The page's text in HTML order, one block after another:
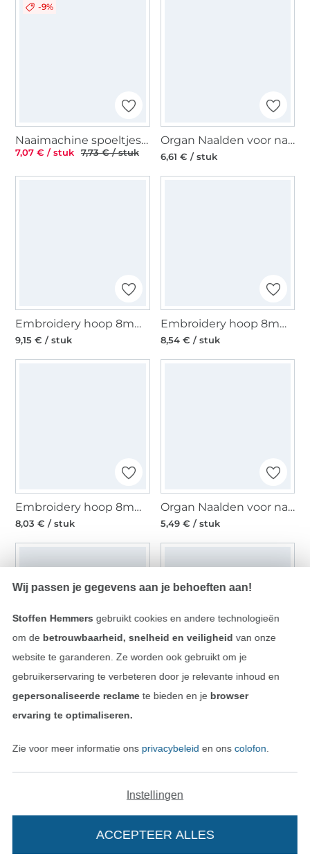
-9%
Naaimachine spoeltjes voor dubbele grijper ST, Ø 21,9 mm x 9,0 mm
7,07 € / stuk 7,73 € / stuk
Organ Naalden voor naaimachines 130/705 H, Denim 110
6,61 € / stuk
Embroidery hoop 8mm, Ø 215 mm
9,15 € / stuk
Embroidery hoop 8mm, Ø 185 mm
8,54 € / stuk
Embroidery hoop 8mm, Ø 155 mm
8,03 € / stuk
Organ Naalden voor naaimachines 130/705 H SUK, Jersey 70-100
5,49 € / stuk
10 Organ Naalden voor naaimachines 130/705 H, Universal 70-100
Wij passen je gegevens aan je behoeften aan!
Stoffen Hemmers gebruikt cookies en andere technologieën
om de betrouwbaarheid, snelheid en veiligheid van onze
website te garanderen. Ze worden ook gebruikt om je
gebruikerservaring te verbeteren door je relevante inhoud en
gepersonaliseerde reclamete bieden en je browser
ervaring te optimaliseren.
Zie voor meer informatie ons privacybeleid en ons colofon
Instellingen
ACCEPTEER ALLES